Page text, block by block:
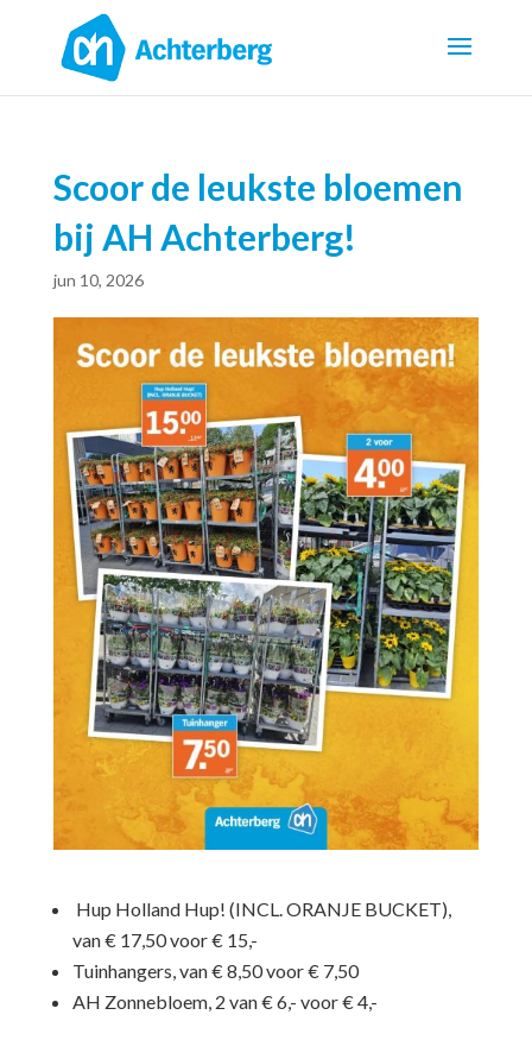
Scoor de leukste bloemen
bij AH Achterberg!
jun 10, 2026
Hup Holland Hup! (INCL. ORANJE BUCKET),
van € 17,50 voor € 15,-
Tuinhangers, van € 8,50 voor € 7,50
AH Zonnebloem, 2 van € 6,- voor € 4,-